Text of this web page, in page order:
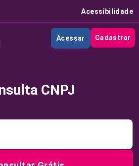
Acessibilidade
Acessar Cadastrar
CNPJ